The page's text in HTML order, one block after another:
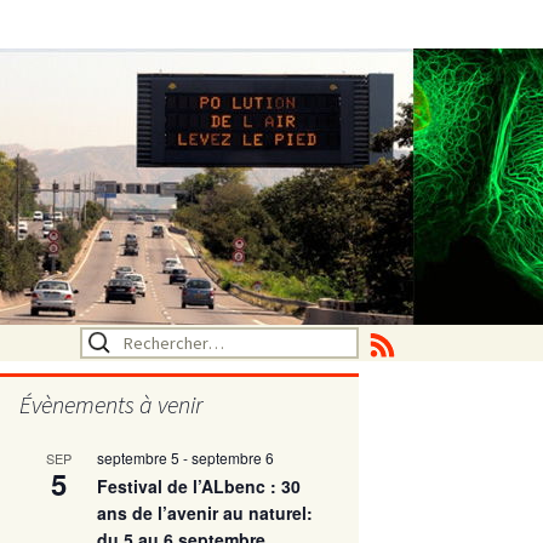
Rechercher :
Évènements à venir
SEP
5
septembre 5 -septembre 6
Festival de l’ALbenc : 30
ans de l’avenir au naturel: